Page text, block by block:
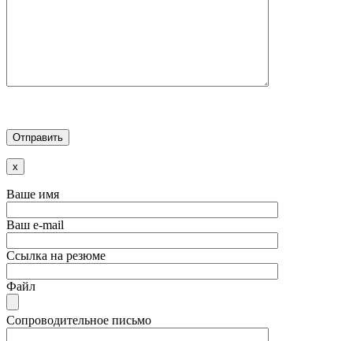
x
Ваше имя
Ваш e-mail
Ссылка на резюме
Файл
Сопроводительное письмо